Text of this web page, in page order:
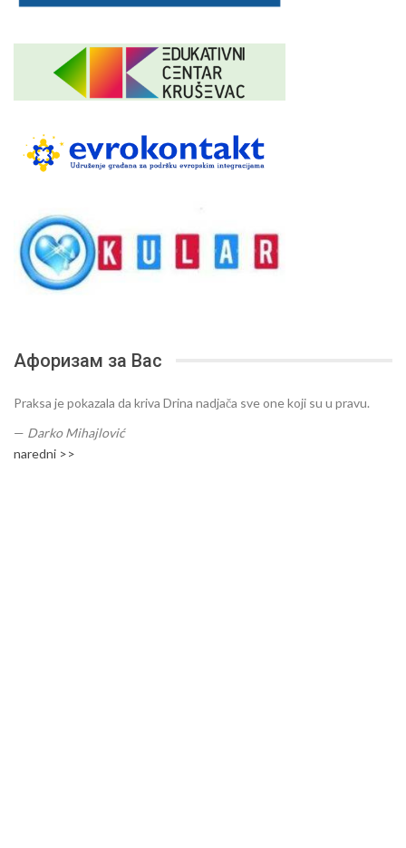
Афоризам за Вас
Praksa je pokazala da kriva Drina nadjača sve one koji su u pravu.
— Darko Mihajlović
naredni >>